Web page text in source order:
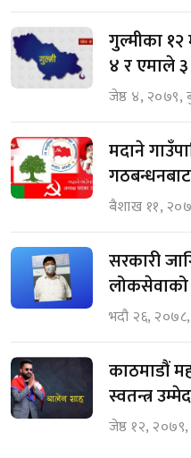
गुल्मीका १२
४ र एमाले
जेष्ठ ४, २०७९,
मदाने
बैशाख ११,
सरकारी
भदौ २६,
काठमाडौं
स्वतन्त्र
जेष्ठ १२, २०७९,